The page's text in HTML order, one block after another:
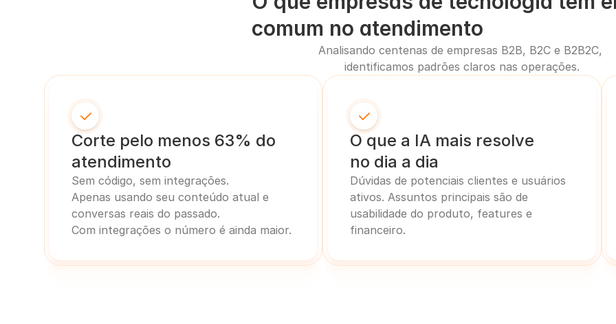
comum no atendimento
Analisando centenas de empresas B2B, B2C e B2B2C,
identificamos padrões claros nas operações.
Corte pelo menos 63% do
atendimento
Sem código, sem integrações.
Apenas usando seu conteúdo atual e
conversas reais do passado.
Com integrações o número é ainda maior.
O que a IA mais resolve
no dia a dia
Dúvidas de potenciais clientes e usuários
ativos. Assuntos principais são de
usabilidade do produto, features e
financeiro.